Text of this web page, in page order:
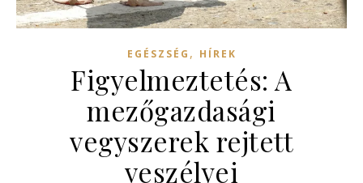
EGÉSZSÉG , HÍREK
Figyelmeztetés: A
mezőgazdasági
vegyszerek rejtett
veszélyei